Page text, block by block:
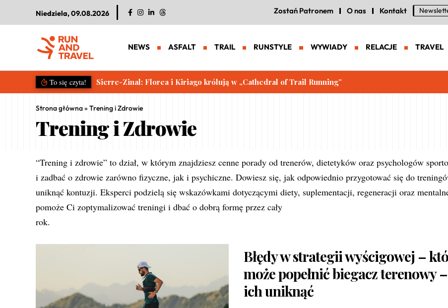
Niedziela, 09.08.2026 Zostań Patronem O nas Kontakt
NEWS ASFALT TRAIL RUNSTYLE WYWIADY RELACJE TRAVEL
To się czyta! Rekordowa 15. edycja Chudego Wawrzyńca. Prawie 1800 biegaczy w Beskidzie Żywieckim
Strona główna» Trening i Zdrowie
Trening i Zdrowie
“Trening i zdrowie” to dział, w którym znajdziesz cenne porady od trenerów, dietetyków oraz psychologów
i zadbać o zdrowie zarówno fizyczne, jak i psychiczne. Dowiesz się, jak odpowiednio przygotować się do
uniknąć kontuzji. Eksperci podzielą się wskazówkami dotyczącymi diety, suplementacji, regeneracji oraz
pomoże Ci zoptymalizować treningi i dbać o dobrą formę przez cały
rok.
Błędy w strategii wyścigowej –
może popełnić biegacz terenowy
ich uniknąć